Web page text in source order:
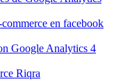
en facebook
Google Analytics 4
Riqra